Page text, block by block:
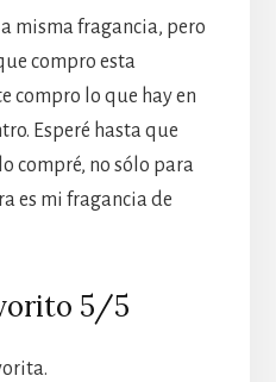
misma fragancia, pero
compro esta
compro lo que hay en
Esperé hasta que
compré, no sólo para
es mi fragancia de
5/5